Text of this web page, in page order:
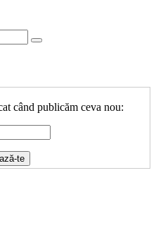
când publicăm ceva nou: